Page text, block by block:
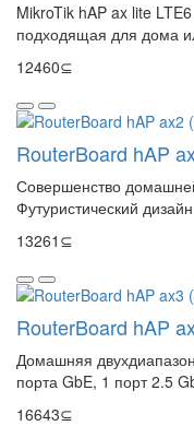
MikroTik hAP ax lite
подходящая для дома
12460⊆
RouterBoard hAP
Совершенство
Футуристический
13261⊆
RouterBoard hAP
Домашняя
порта GbE, 1 порт 2.5
16643⊆